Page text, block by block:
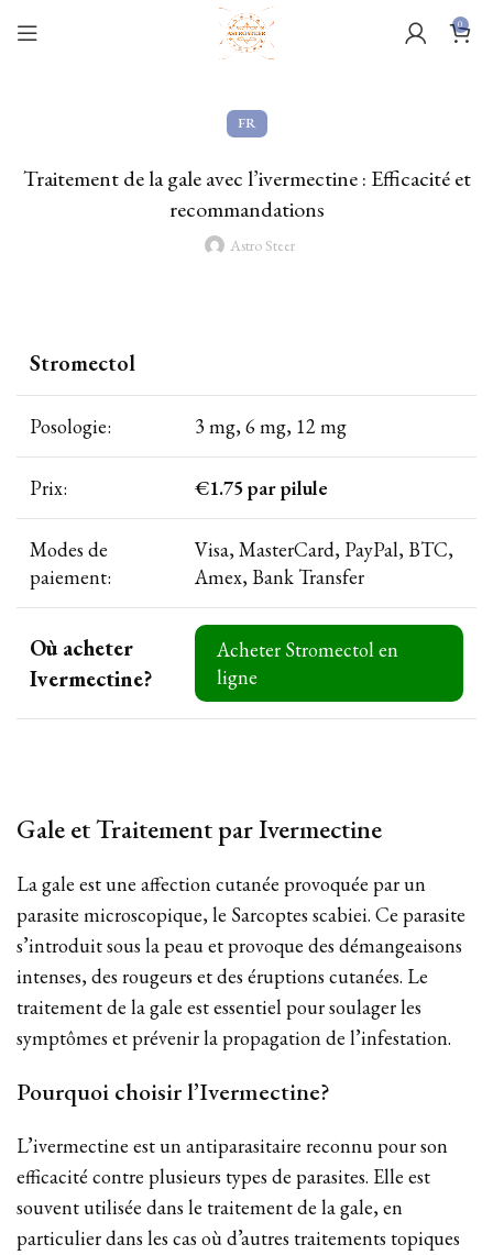
0
FR
Traitement de la gale avec l’ivermectine : Efficacité et
recommandations
Astro Steer
Stromectol
Posologie: 3 mg, 6 mg, 12 mg
Prix: €1.75par pilule
Modes de
paiement:
Visa, MasterCard, PayPal, BTC,
Amex, Bank Transfer
Où acheter
Ivermectine?
Acheter Stromectol en
ligne
Gale et Traitement par Ivermectine
La gale est une affection cutanée provoquée par un
parasite microscopique, le Sarcoptes scabiei. Ce parasite
s’introduit sous la peau et provoque des démangeaisons
intenses, des rougeurs et des éruptions cutanées. Le
traitement de la gale est essentiel pour soulager les
symptômes et prévenir la propagation de l’infestation.
Pourquoi choisir l’Ivermectine?
L’ivermectine est un antiparasitaire reconnu pour son
efficacité contre plusieurs types de parasites. Elle est
souvent utilisée dans le traitement de la gale, en
particulier dans les cas où d’autres traitements topiques